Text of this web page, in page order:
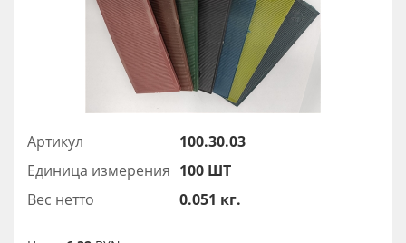
Артикул
100.30.03
Единица измерения 100 ШТ
Вес нетто
0.051 кг.